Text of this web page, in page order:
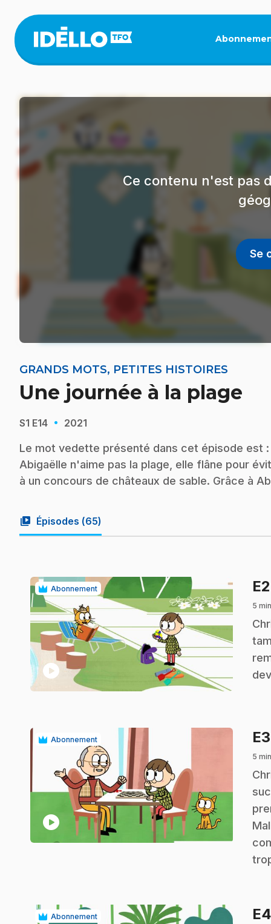
contenu
principal
Ce contenu n'est pas
Se
GRANDS MOTS, PETITES HISTOIRES
Une journée à la plage
S1 E14 · 2021
Le mot vedette présenté dans cet épisode est
Abigaëlle n'aime pas la plage, elle flâne pour
à un concours de châteaux de sable. Grâce à
video_library Épisodes (65)
Abonnement
play_circle
E2
5 min
.
Abonnement
play_circle
E3
5 min
.
Abonnement E4